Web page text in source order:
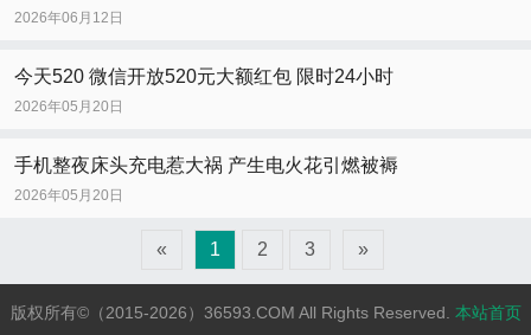
2026年06月12日
今天520 微信开放520元大额红包 限时24小时
2026年05月20日
手机整夜床头充电惹大祸 产生电火花引燃被褥
2026年05月20日
« 1 2 3 »
版权所有©（2015-2026）36593.COM All Rights Reserved. 本站首页